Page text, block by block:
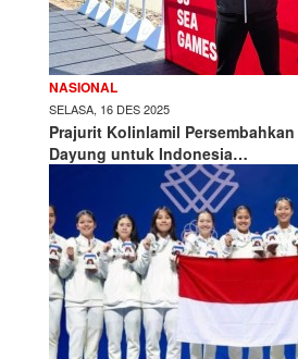
NASIONAL
SELASA, 16 DES 2025
Prajurit Kolinlamil
Dayung untuk Indonesia…